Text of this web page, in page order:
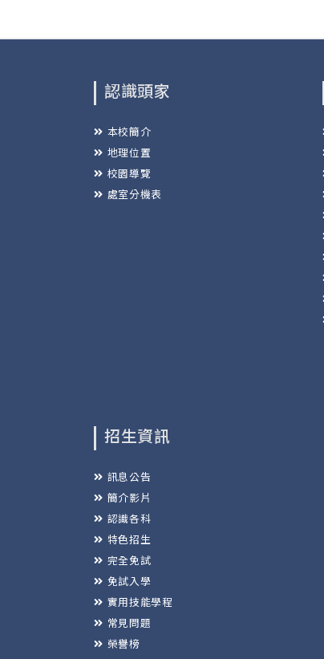
認識頭家
本校簡介
地理位置
校園導覽
處室分機表
招生資訊
訊息公告
簡介影片
認識各科
特色招生
完全免試
免試入學
實用技能學程
常見問題
榮譽榜